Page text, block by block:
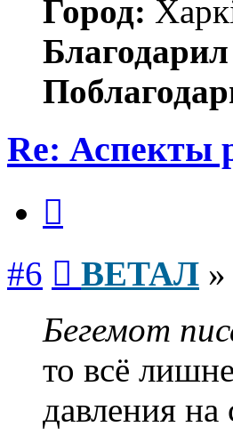
Город:
Re: Аспекты
#6 ВЕТАЛ »
Бегемот
то всё
давления на